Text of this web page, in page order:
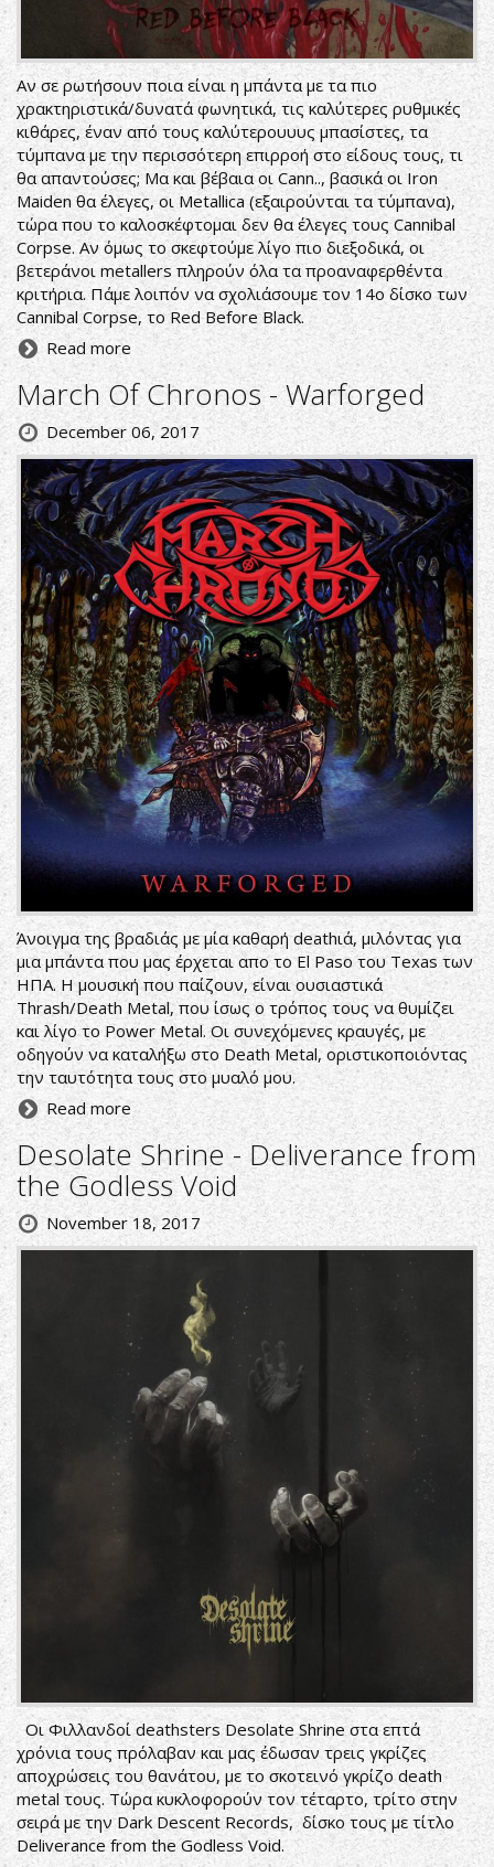
Αν σε ρωτήσουν ποια είναι η μπάντα με τα πιο
χρακτηριστικά/δυνατά φωνητικά, τις καλύτερες ρυθμικές
κιθάρες, έναν από τους καλύτερουυυς μπασίστες, τα
τύμπανα με την περισσότερη επιρροή στο είδους τους, τι
θα απαντούσες; Μα και βέβαια οι Cann.., βασικά οι Iron
Maiden θα έλεγες, οι Μetallica (εξαιρούνται τα τύμπανα),
τώρα που το καλοσκέφτομαι δεν θα έλεγες τους Cannibal
Corpse. Αν όμως το σκεφτούμε λίγο πιο διεξοδικά, οι
βετεράνοι metallers πληρούν όλα τα προαναφερθέντα
κριτήρια. Πάμε λοιπόν να σχολιάσουμε τον 14ο δίσκο των
Cannibal Corpse, το Red Before Black.
Read more
March Of Chronos - Warforged
December 06, 2017
Άνοιγμα της βραδιάς με μία καθαρή deathιά, μιλόντας για
μια μπάντα που μας έρχεται απο το El Paso του Texas των
ΗΠΑ. Η μουσική που παίζουν, είναι ουσιαστικά
Thrash/Death Metal, που ίσως ο τρόπος τους να θυμίζει
και λίγο το Power Metal. Οι συνεχόμενες κραυγές, με
οδηγούν να καταλήξω στο Death Metal, οριστικοποιόντας
την ταυτότητα τους στο μυαλό μου.
Read more
Desolate Shrine - Deliverance from
the Godless Void
November 18, 2017
Οι Φιλλανδοί deathsters Desolate Shrine στα επτά
χρόνια τους πρόλαβαν και μας έδωσαν τρεις γκρίζες
αποχρώσεις του θανάτου, με το σκοτεινό γκρίζο death
metal τους. Τώρα κυκλοφορούν τον τέταρτο, τρίτο στην
σειρά με την Dark Descent Records, δίσκο τους με τίτλο
Deliverance from the Godless Void.